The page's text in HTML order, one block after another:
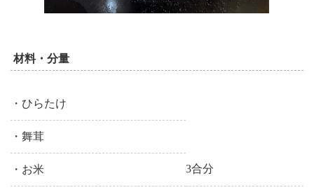
材料・分量
・ひらたけ
・舞茸
・お米 3合分